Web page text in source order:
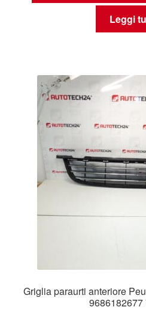
Leggi
Griglia paraurti anteriore
9686182677